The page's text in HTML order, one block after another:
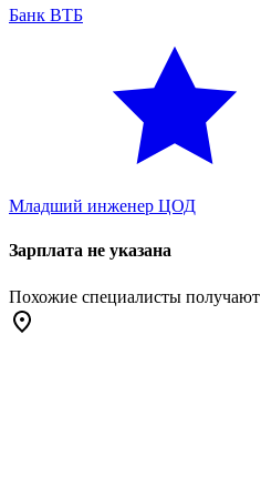
Банк ВТБ
Младший инженер ЦОД
Зарплата не указана
Похожие специалисты